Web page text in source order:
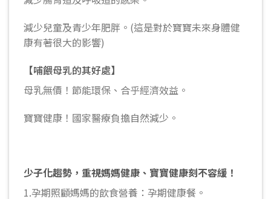
減少兒童及青少年肥胖。(這是對於寶寶未來身體健
康有著很大的影響)
【哺餵母乳的其好處】
母乳無價！節能環保、合乎經濟效益。
寶寶健康！國家醫療負擔自然減少。
少子化趨勢，重視媽媽健康、寶寶健康刻不容緩！
1.孕期照顧媽媽的飲食營養：孕期健康餐。